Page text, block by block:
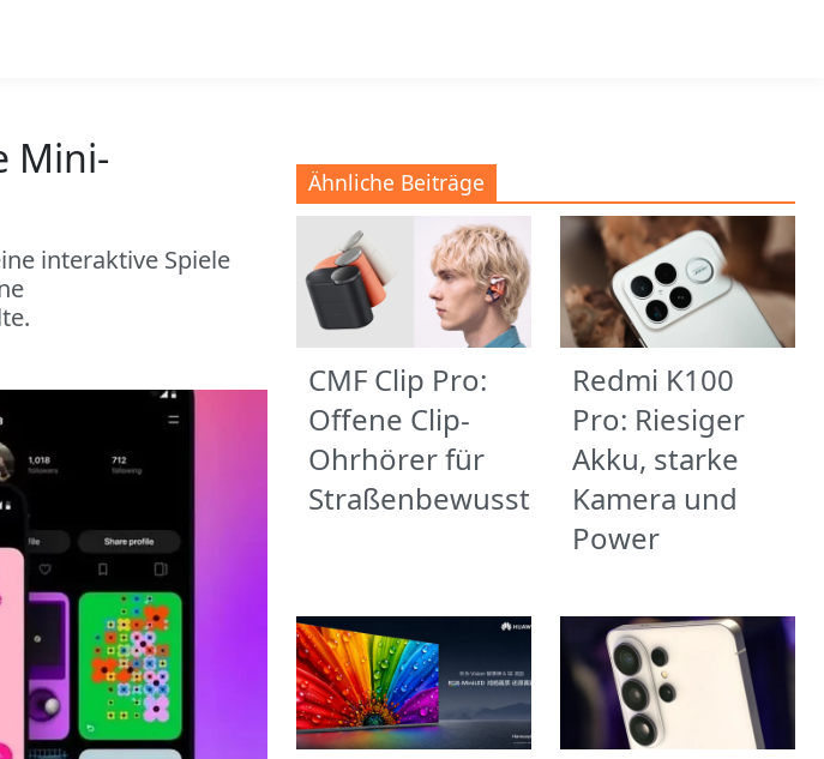
Mini-
interaktive Spiele
Ähnliche Beiträge
CMF Clip Pro:
Offene Clip-
Ohrhörer für
Straßenbewusstsein
Redmi K100
Pro: Riesiger
Akku, starke
Kamera und
Power